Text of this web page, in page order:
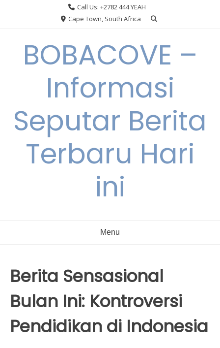
Call Us: +2782 444 YEAH
Cape Town, South Africa
BOBACOVE –
Informasi
Seputar Berita
Terbaru Hari
ini
Menu
Berita Sensasional
Bulan Ini: Kontroversi
Pendidikan di Indonesia